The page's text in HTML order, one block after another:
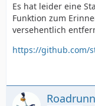
Es hat leider eine
Funktion zum
versehentlich
https://github.com/